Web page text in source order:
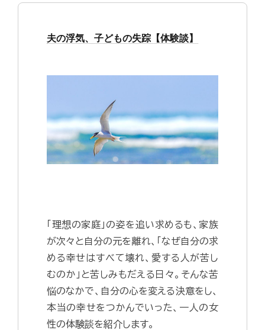
夫の浮気、子どもの失踪【体験談】
「理想の家庭」の姿を追い求めるも、家族
が次々と自分の元を離れ、「なぜ自分の求
める幸せはすべて壊れ、愛する人が苦し
むのか」と苦しみもだえる日々。そんな苦
悩のなかで、自分の心を変える決意をし、
本当の幸せをつかんでいった、一人の女
性の体験談を紹介します。